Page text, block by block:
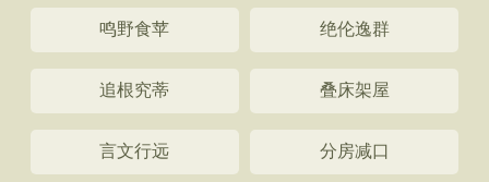
鸣野食苹 绝伦逸群
追根究蒂 叠床架屋
言文行远 分房减口